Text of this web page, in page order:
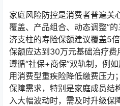
家庭风险防控是消费者普遍关
覆盖、产品组合、动态调整”
济支柱的寿险保额建议覆盖5
保额应达到30万元基础治疗
遵循“社保+商保”双轨制，例
用消费型重疾险降低缴费压力
保障需求，特别是家庭成员结
入大幅波动时，需及时升级保